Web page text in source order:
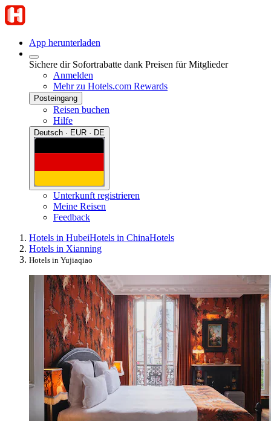
App herunterladen
Sichere dir Sofortrabatte dank Preisen für Mitglieder
Anmelden
Mehr zu Hotels.com Rewards
Posteingang
Reisen buchen
Hilfe
Deutsch · EUR · DE
Unterkunft registrieren
Meine Reisen
Feedback
Hotels in HubeiHotels in ChinaHotels
Hotels in Xianning
Hotels in Yujiaqiao